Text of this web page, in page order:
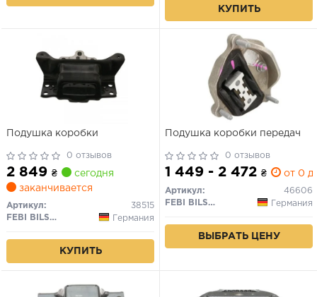
КУПИТЬ
Подушка коробки
0 отзывов
2 849 ₴
сегодня
заканчивается
Артикул:
38515
FEBI BILSTEIN
Германия
КУПИТЬ
Подушка коробки передач
0 отзывов
1 449 - 2 472 ₴ от 0
Артикул:
46606
FEBI BILSTEIN
Германия
ВЫБРАТЬ ЦЕНУ